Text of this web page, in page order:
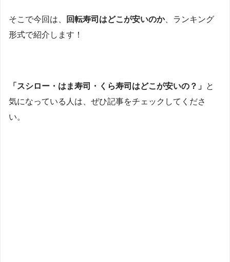
そこで今回は、 回転寿司はどこが安いのか、ランキング
形式で紹介します！
「スシロー・はま寿司・くら寿司はどこが安いの？」
と
気になっている人は、ぜひ記事をチェックしてくださ
い。